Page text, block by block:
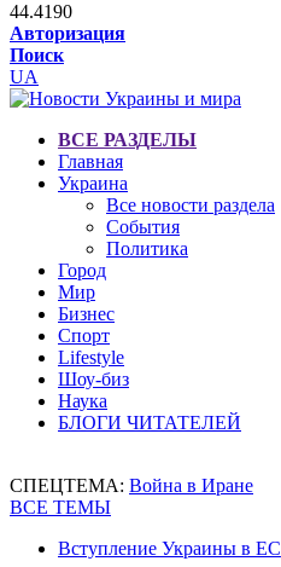
44.4190
Авторизация
Поиск
UA
ВСЕ РАЗДЕЛЫ
Главная
Украина
Все новости раздела
События
Политика
Город
Мир
Бизнес
Спорт
Lifestyle
Шоу-биз
Наука
БЛОГИ ЧИТАТЕЛЕЙ
СПЕЦТЕМА: Война в Иране
ВСЕ ТЕМЫ
Вступление Украины в ЕС